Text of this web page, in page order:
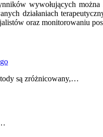
wywołujących
działaniach
oraz monitorowaniu
są zróżnicowany,…